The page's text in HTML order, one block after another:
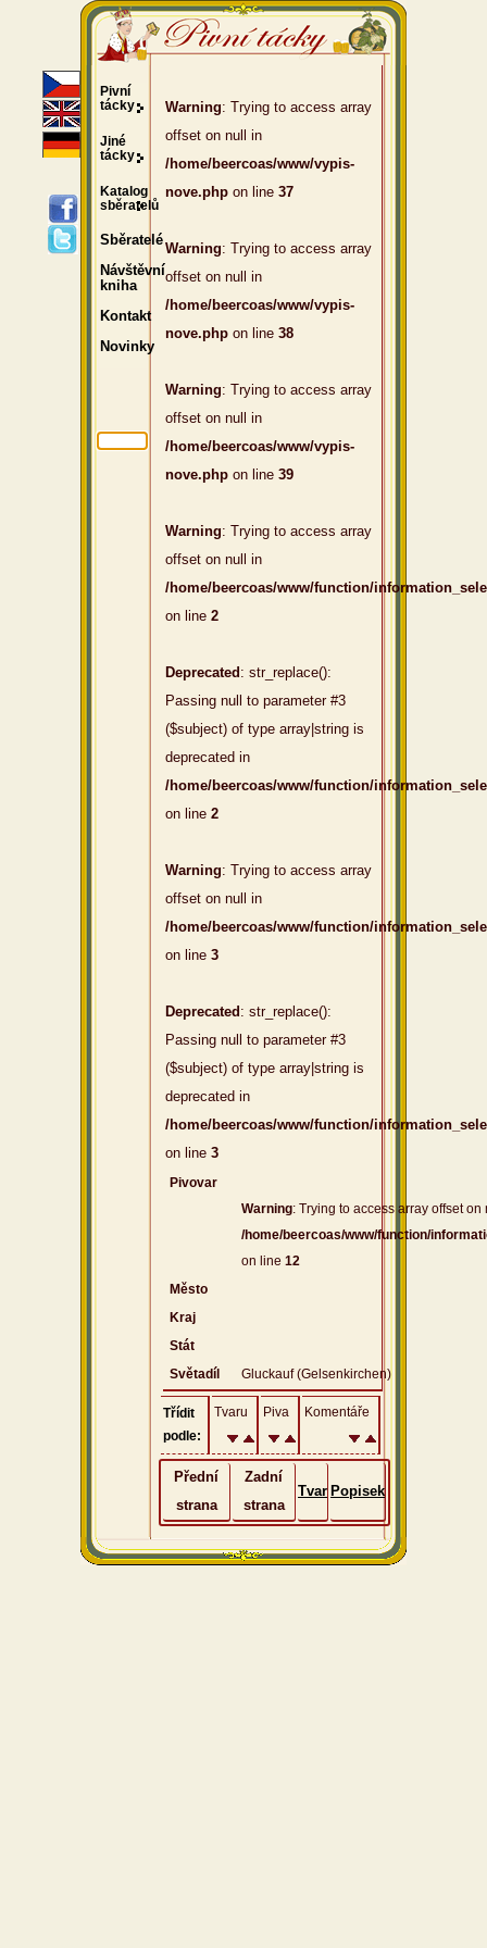
Warning: Trying to access array
offset on null in
/home/beercoas/www/vypis-
nove.php on line 37
Warning: Trying to access array
offset on null in
/home/beercoas/www/vypis-
nove.php on line 38
Warning: Trying to access array
offset on null in
/home/beercoas/www/vypis-
nove.php on line 39
Warning: Trying to access array
offset on null in
/home/beercoas/www/function/
on line 2
Deprecated : str_replace():
Passing null to parameter #3
($subject) of type array|string is
deprecated in
/home/beercoas/www/function/
on line 2
Warning: Trying to access array
offset on null in
/home/beercoas/www/function/
on line 3
Deprecated : str_replace():
Passing null to parameter #3
($subject) of type array|string is
deprecated in
/home/beercoas/www/function/
on line 3
Pivovar
Warning: Trying to access array offset on
/home/beercoas/www/function/
on line 12
Město
Kraj
Stát
Světadíl
Gluckauf (Gelsenkirchen)
Třídit
podle:
Tvaru Piva Komentáře
Přední
strana
Zadní
strana
Tvar Popisek
Pivní
tácky
Jiné
tácky
Katalog
sběratelů
Sběratelé
Návštěvní
kniha
Kontakt
Novinky